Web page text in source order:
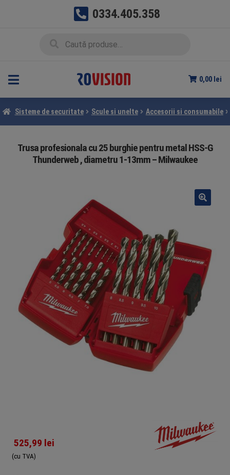
0334.405.358
0,00 lei
Sisteme de securitate Scule si unelte Accesorii si consumabile
Trusa profesionala cu 25 burghie pentru metal HSS-G
Thunderweb , diametru 1-13mm – Milwaukee
525,99 lei
(cu TVA)